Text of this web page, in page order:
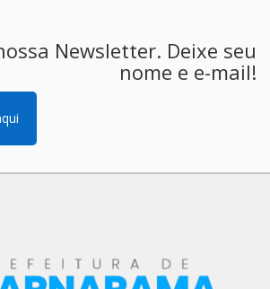
Newsletter. Deixe seu
nome e e-mail!